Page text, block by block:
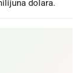
dolara.